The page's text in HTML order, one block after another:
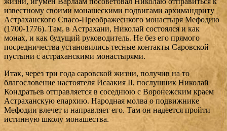
известному своими монашескими подвигами архимандриту
Астраханского Спасо-Преображеснкого монастыря Мефодию
(1700-1776). Там, в Астрахани, Николай состоялся и как
монах, и как будущий руководитель. Не без его прямого
посредничества установились тесные контакты Саровской
пустыни с астраханскими монастырями.
Итак, через три года саровской жизни, получив на то
благословение настоятеля Исаакия II, послушник Николай
Кондратьев отправляется в соседнюю с Воронежским краем
Астраханскую епархию. Народная молва о подвижнике
Мефодии влечет и направляет его. Там он надеется пройти
истинную школу монашества.